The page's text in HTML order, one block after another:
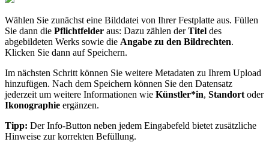
Wählen Sie zunächst eine Bilddatei von Ihrer Festplatte aus. Füllen
Sie dann die Pflichtfelder aus: Dazu zählen derTitel des
abgebildeten Werks sowie die Angabe zu den Bildrechten.
Klicken Sie dann auf Speichern.
Im nächsten Schritt können Sie weitere Metadaten zu Ihrem Upload
hinzufügen. Nach dem Speichern können Sie den Datensatz
jederzeit um weitere Informationen wie Künstler*in, Standort oder
Ikonographie ergänzen.
Tipp: Der Info-Button neben jedem Eingabefeld bietet zusätzliche
Hinweise zur korrekten Befüllung.